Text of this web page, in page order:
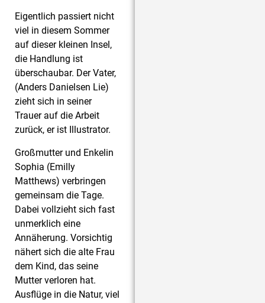
Eigentlich passiert nicht
viel in diesem Sommer
auf dieser kleinen Insel,
die Handlung ist
überschaubar. Der Vater,
(Anders Danielsen Lie)
zieht sich in seiner
Trauer auf die Arbeit
zurück, er ist Illustrator.
Großmutter und Enkelin
Sophia (Emilly
Matthews) verbringen
gemeinsam die Tage.
Dabei vollzieht sich fast
unmerklich eine
Annäherung. Vorsichtig
nähert sich die alte Frau
dem Kind, das seine
Mutter verloren hat.
Ausflüge in die Natur, viel